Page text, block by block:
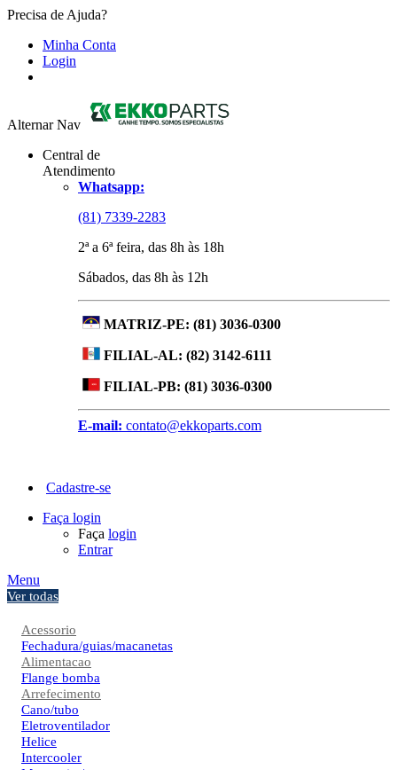
Precisa de Ajuda?
Minha Conta
Login
Alternar Nav
Central de
Atendimento
Whatsapp:
(81) 7339-2283
2ª a 6ª feira, das 8h às 18h
Sábados, das 8h às 12h
MATRIZ-PE: (81) 3036-0300
FILIAL-AL: (82) 3142-6111
FILIAL-PB: (81) 3036-0300
E-mail: contato@ekkoparts.com
Cadastre-se
Faça login
Faça login
Entrar
Menu
Ver todas
Acessorio
Fechadura/guias/macanetas
Alimentacao
Flange bomba
Arrefecimento
Cano/tubo
Eletroventilador
Helice
Intercooler